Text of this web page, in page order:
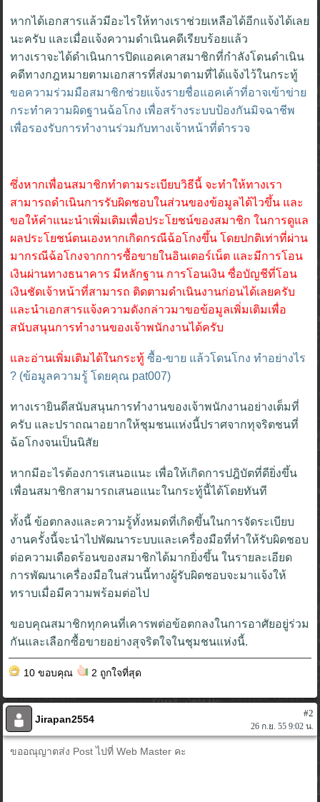
หากได้เอกสารแล้วมีอะไรให้ทางเราช่วยเหลือได้อีกแจ้งได้เลย
นะครับ และเมื่อแจ้งความดำเนินคดีเรียบร้อยแล้ว
ทางเราจะได้ดำเนินการปิดแอคเคาสมาชิกที่กำลังโดนดำเนิน
คดีทางกฎหมายตามเอกสารที่ส่งมาตามที่ได้แจ้งไว้ในกระทู้
ขอความร่วมมือสมาชิกช่วยแจ้งรายชื่อแอคเค้าที่อาจเข้าข่าย
กระทำความผิดฐานฉ้อโกง เพื่อสร้างระบบป้องกันมิจฉาชีพ
เพื่อรองรับการทำงานร่วมกับทางเจ้าหน้าที่ตำรวจ
ซึ่งหากเพื่อนสมาชิกทำตามระเบียบวิธีนี้ จะทำให้ทางเรา
สามารถดำเนินการรับผิดชอบในส่วนของข้อมูลได้ไวขึ้น และ
ขอให้คำแนะนำเพิ่มเติมเพื่อประโยชน์ของสมาชิก ในการดูแล
ผลประโยชน์ตนเองหากเกิดกรณีฉ้อโกงขึ้น โดยปกติเท่าที่ผ่าน
มากรณีฉ้อโกงจากการซื้อขายในอินเตอร์เน็ต และมีการโอน
เงินผ่านทางธนาคาร มีหลักฐาน การโอนเงิน ซื่อบัญชีที่โอน
เงินชัดเจ้าหน้าที่สามารถ ติดตามดำเนินงานก่อนได้เลยครับ
และนำเอกสารแจ้งความดังกล่าวมาขอข้อมูลเพิ่มเติมเพื่อ
สนับสนุนการทำงานของเจ้าพนักงานได้ครับ
และอ่านเพิ่มเติมได้ในกระทู้ซื้อ-ขาย แล้วโดนโกง ทำอย่างไร
? (ข้อมูลความรู้ โดยคุณ pat007)
ทางเรายินดีสนับสนุนการทำงานของเจ้าพนักงานอย่างเต็มที่
ครับ และปราถณาอยากให้ชุมชนแห่งนี้ปราศจากทุจริตชนที่
ฉ้อโกงจนเป็นนิสัย
หากมีอะไรต้องการเสนอแนะ เพื่อให้เกิดการปฎิบัตที่ดียิ่งขึ้น
เพื่อนสมาชิกสามารถเสนอแนะในกระทู้นี้ได้โดยทันที
ทั้งนี้ ข้อตกลงและความรู้ทั้งหมดที่เกิดขึ้นในการจัดระเบียบ
งานครั้งนี้จะนำไปพัฒนาระบบและเครื่องมือที่ทำให้รับผิดชอบ
ต่อความเดือดร้อนของสมาชิกได้มากยิ่งขึ้น ในรายละเอียด
การพัฒนาเครื่องมือในส่วนนี้ทางผู้รับผิดชอบจะมาแจ้งให้
ทราบเมื่อมีความพร้อมต่อไป
ขอบคุณสมาชิกทุกคนที่เคารพต่อข้อตกลงในการอาศัยอยู่ร่วม
กันและเลือกซื้อขายอย่างสุจริตใจในชุมชนแห่งนี้.
10 ขอบคุณ 2 ถูกใจที่สุด
Jirapan2554
#2
26 ก.ย. 55 9:02 น.
ขออณุญาตส่ง Post ไปที่ Web Master คะ